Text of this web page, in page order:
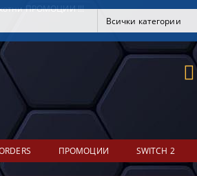
ПРОМОЦИИ !!!
ПРОМОЦИИ SWITCH 2